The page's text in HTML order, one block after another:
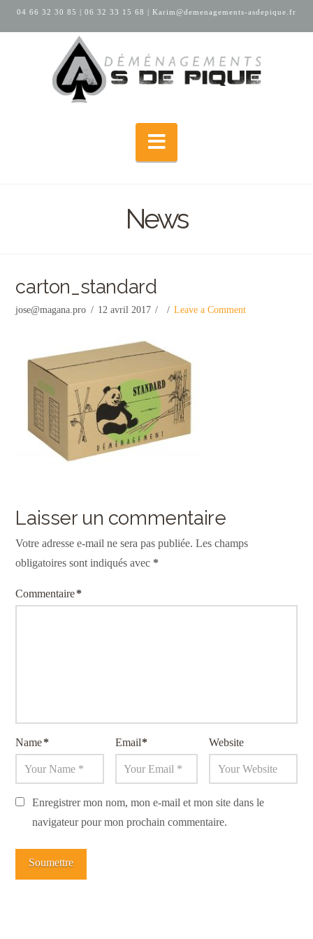
04 66 32 30 85 | 06 32 33 15 68 | Karim@demenagements-asdepique.fr
Navigation
News
carton_standard
jose@magana.pro 12 avril 2017 Leave a Comment
Laisser un commentaire
Votre adresse e-mail ne sera pas publiée. Les champs
obligatoires sont indiqués avec *
Commentaire*
Name* Email* Website
Enregistrer mon nom, mon e-mail et mon site dans le
navigateur pour mon prochain commentaire.